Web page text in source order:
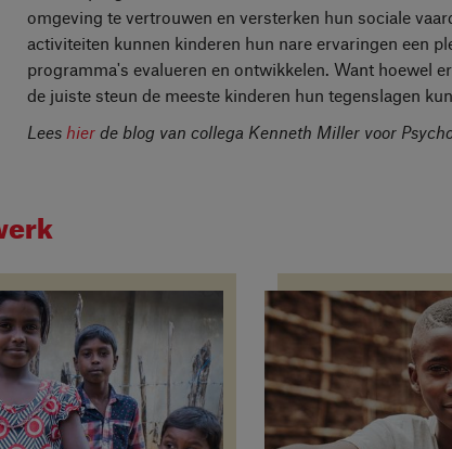
omgeving te vertrouwen en versterken hun sociale
activiteiten kunnen kinderen hun nare ervaringen een
programma's evalueren en ontwikkelen. Want hoewel
de juiste steun de meeste kinderen hun tegenslagen
Lees hierde blog van collega Kenneth Miller voor